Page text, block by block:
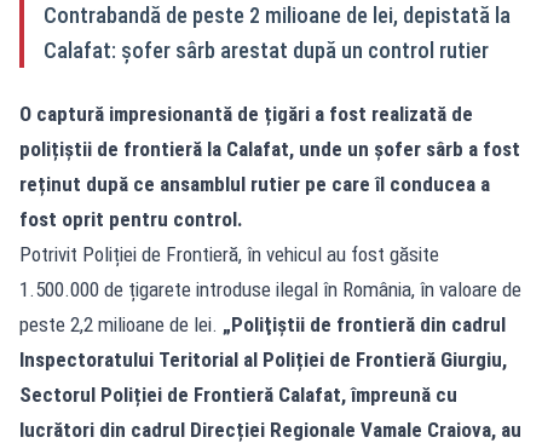
Contrabandă de peste 2 milioane de lei, depistată la
Calafat: șofer sârb arestat după un control rutier
O captură impresionantă de țigări a fost realizată de
polițiștii de frontieră la Calafat, unde un șofer sârb a fost
reținut după ce ansamblul rutier pe care îl conducea a
fost oprit pentru control.
Potrivit Poliției de Frontieră, în vehicul au fost găsite
1.500.000 de țigarete introduse ilegal în România, în valoare de
peste 2,2 milioane de lei. „Poliţiştii de frontieră din cadrul
Inspectoratului Teritorial al Poliției de Frontieră Giurgiu,
Sectorul Poliției de Frontieră Calafat, împreună cu
lucrători din cadrul Direcției Regionale Vamale Craiova, au